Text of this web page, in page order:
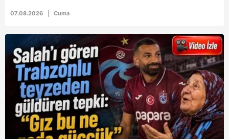
07.08.2026 Cuma